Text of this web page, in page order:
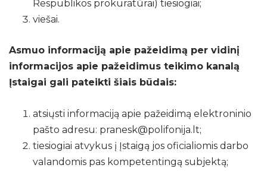
Respublikos prokuratūrai) tiesiogiai;
viešai.
Asmuo informaciją apie pažeidimą per vidinį
informacijos apie pažeidimus teikimo kanalą
Įstaigai gali pateikti šiais būdais:
atsiųsti informaciją apie pažeidimą elektroninio
pašto adresu: pranesk@polifonija.lt;
tiesiogiai atvykus į Įstaigą jos oficialiomis darbo
valandomis pas kompetentingą subjektą;